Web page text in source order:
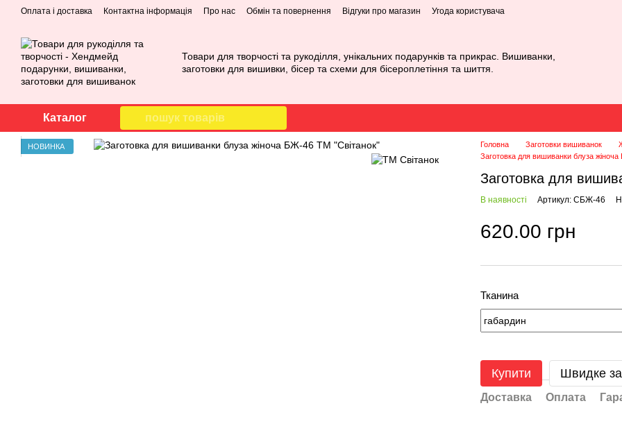
Перейти до основного контенту
Оплата і доставка Контактна інформація Про нас Обмін та повернення Відгуки про магазин Угода користувача
Товари для творчості та рукоділля, унікальних подарунків та прикрас. Вишиванки,
заготовки для вишивки, бісер та схеми для бісероплетіння та шиття.
Каталог
НОВИНКА Головна Заготовки вишиванок
Заготовка для вишиванки блуза
Заготовка для
В наявності Артикул: СБЖ-46
620.00 грн
Тканина
Купити Швидке
Доставка Оплата